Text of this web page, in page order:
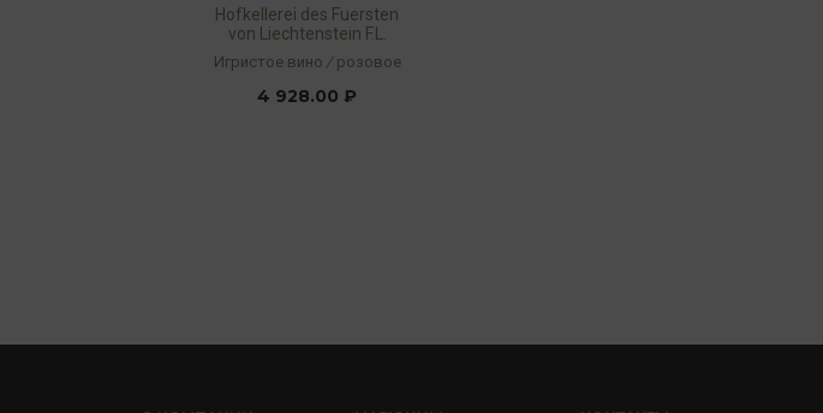
Hofkellerei des Fuersten
von Liechtenstein F.L.
Premier Brut Rosé 2022
12,5% 0,75л
Игристое вино / розовое
4 928.00 ₽